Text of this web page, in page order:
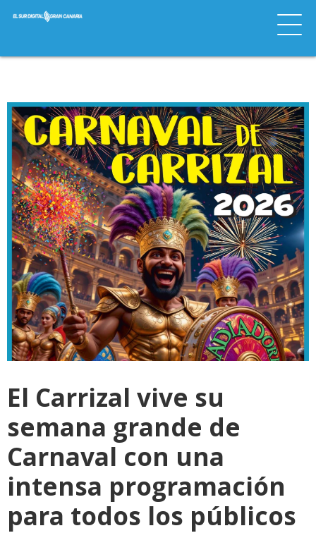
El Carrizal vive su
semana grande de
Carnaval con una
intensa programación
para todos los públicos